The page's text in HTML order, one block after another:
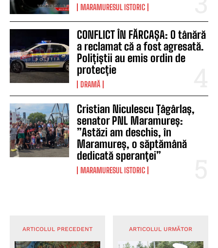
MARAMURESUL ISTORIC
CONFLICT ÎN FĂRCAȘA: O tânără
a reclamat că a fost agresată.
Polițiștii au emis ordin de
protecție
DRAMĂ
Cristian Niculescu Țâgârlaș,
senator PNL Maramureș:
”Astăzi am deschis, în
Maramureș, o săptămână
dedicată speranței”
MARAMURESUL ISTORIC
ARTICOLUL PRECEDENT ARTICOLUL URMĂTOR